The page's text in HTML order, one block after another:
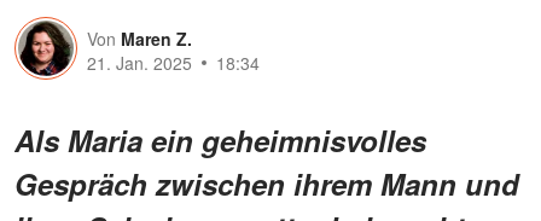
Von Maren Z.
21. Jan. 2025
18:34
Als Maria ein geheimnisvolles
Gespräch zwischen ihrem Mann und